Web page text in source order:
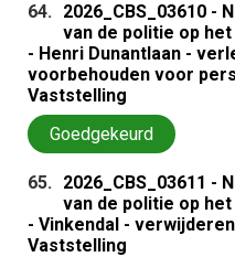
64. 2026_CBS_03610 -
van de politie op
- Henri Dunantlaan -
voorbehouden voor
Vaststelling
Goedgekeurd
65. 2026_CBS_03611 -
van de politie op
- Vinkendal -
Vaststelling